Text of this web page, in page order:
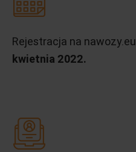
Rejestracja na nawozy.eu
kwietnia 2022.